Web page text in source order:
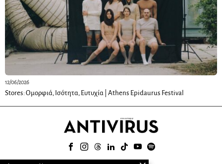
12/06/2026
Stores: Ομορφιά, Ισότητα, Ευτυχία | Athens Epidaurus Festival